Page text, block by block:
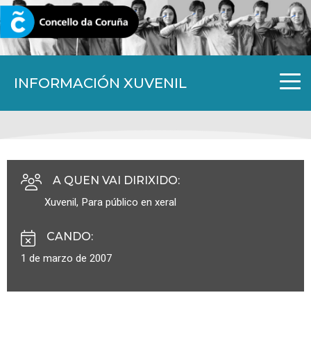
INFORMACIÓN XUVENIL
CORUNA.GAL
A QUEN VAI DIRIXIDO:
Xuvenil, Para público en xeral
CANDO:
1 de marzo de 2007